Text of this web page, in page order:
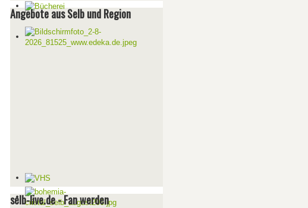
Angebote aus Selb und Region
selb-live.de - Fan werden